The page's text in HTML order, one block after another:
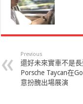
Previous
還好未來實車不是長
Porsche Taycan在
意扮醜出場展演